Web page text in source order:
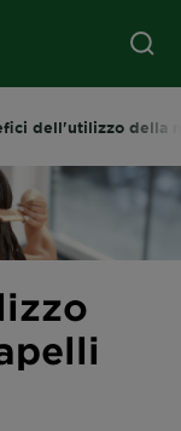
dell'utilizzo della